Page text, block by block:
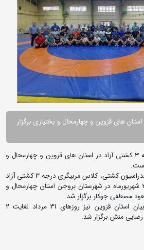
های قزوین و چهارمحال و بختیاری برگزار
کلاس های مربیگری درجه 3 کشتی آزاد در استان های قزوین و چهارمحال و
به گزارش روابط عمومی فدراسیون کشتی، کلاس مربیگری درجه 3 کشتی آزاد
روزهای 28 مرداد لغایت 2 شهریورماه در شهرستان بروجن استان چهارمحال و
مصطفی جوکار برگزار شد.
همچنین کارگاه کنترل مربیان استان قزوین نیز روزهای 31 مرداد لغایت 2
رضایی منش برگزار شد.